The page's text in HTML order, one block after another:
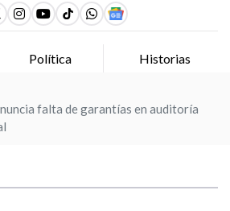
Historias Opinion
falta de garantías en auditoría